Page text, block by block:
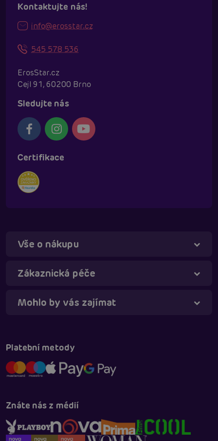
Kontaktujte nás!
info@erosstar.cz
545 578 536
ErosStar.cz
Cejl 91, 60200 Brno
Sledujte nás
Certifikace
Vše o nákupu
Zákaznická péče
Mohlo by vás zajímat
Platební metody
Znáte nás z médií
Táňa - virtuální asistentka